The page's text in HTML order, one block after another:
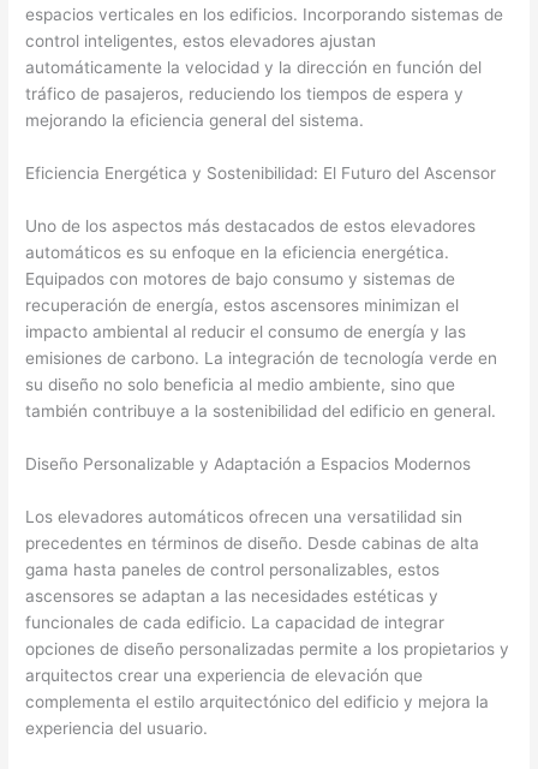
espacios verticales en los edificios. Incorporando sistemas de
control inteligentes, estos elevadores ajustan
automáticamente la velocidad y la dirección en función del
tráfico de pasajeros, reduciendo los tiempos de espera y
mejorando la eficiencia general del sistema.
Eficiencia Energética y Sostenibilidad: El Futuro del Ascensor
Uno de los aspectos más destacados de estos elevadores
automáticos es su enfoque en la eficiencia energética.
Equipados con motores de bajo consumo y sistemas de
recuperación de energía, estos ascensores minimizan el
impacto ambiental al reducir el consumo de energía y las
emisiones de carbono. La integración de tecnología verde en
su diseño no solo beneficia al medio ambiente, sino que
también contribuye a la sostenibilidad del edificio en general.
Diseño Personalizable y Adaptación a Espacios Modernos
Los elevadores automáticos ofrecen una versatilidad sin
precedentes en términos de diseño. Desde cabinas de alta
gama hasta paneles de control personalizables, estos
ascensores se adaptan a las necesidades estéticas y
funcionales de cada edificio. La capacidad de integrar
opciones de diseño personalizadas permite a los propietarios y
arquitectos crear una experiencia de elevación que
complementa el estilo arquitectónico del edificio y mejora la
experiencia del usuario.